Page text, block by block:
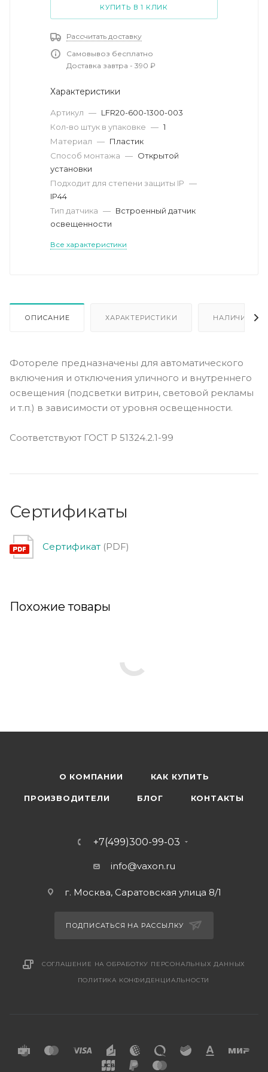
КУПИТЬ В 1 КЛИК
Рассчитать доставку
Самовывоз бесплатно
Доставка завтра - 390 ₽
Характеристики
Артикул — LFR20-600-1300-003
Кол-во штук в упаковке — 1
Материал — Пластик
Способ монтажа — Открытой
установки
Подходит для степени защиты IP —
IP44
Тип датчика — Встроенный датчик
освещенности
Все характеристики
ОПИСАНИЕ ХАРАКТЕРИСТИКИ НАЛИЧИЕ
Фотореле предназначены для автоматического
включения и отключения уличного и внутреннего
освещения (подсветки витрин, световой рекламы
и т.п.) в зависимости от уровня освещенности.
Соответствуют ГОСТ Р 51324.2.1-99
Сертификаты
Сертификат (PDF)
Похожие товары
О КОМПАНИИ КАК КУПИТЬ
ПРОИЗВОДИТЕЛИ БЛОГ КОНТАКТЫ
+7(499)300-99-03
info@vaxon.ru
г. Москва, Саратовская улица 8/1
ПОДПИСАТЬСЯ НА РАССЫЛКУ
СОГЛАШЕНИЕ НА ОБРАБОТКУ ПЕРСОНАЛЬНЫХ ДАННЫХ
ПОЛИТИКА КОНФИДЕНЦИАЛЬНОСТИ